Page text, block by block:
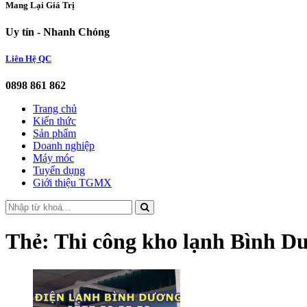
Mang Lại Giá Trị
Uy tín - Nhanh Chóng
Liên Hệ QC
0898 861 862
Trang chủ
Kiến thức
Sản phẩm
Doanh nghiệp
Máy móc
Tuyển dụng
Giới thiệu TGMX
Thẻ: Thi công kho lạnh Bình